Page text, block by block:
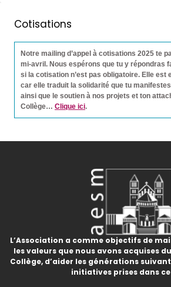
Cotisations
Notre mailing d’appel à cotisations 2025 te
mi-avril. Nous espérons que tu y répondras
si la cotisation n’est pas obligatoire. Elle est
car elle traduit la solidarité que tu
ainsi que le soutien à nos projets et ton
Collège… Clique ici.
L’Association a comme objectifs de
les valeurs que nous avons acquises
Collège, d’aider les générations
initiatives prises dans ce